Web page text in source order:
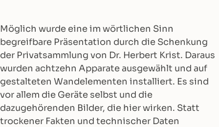
Möglich wurde eine im wörtlichen Sinn
begreifbare Präsentation durch die Schenkung
der Privatsammlung von Dr. Herbert Krist. Daraus
wurden achtzehn Apparate ausgewählt und auf
gestalteten Wandelementen installiert. Es sind
vor allem die Geräte selbst und die
dazugehörenden Bilder, die hier wirken. Statt
trockener Fakten und technischer Daten